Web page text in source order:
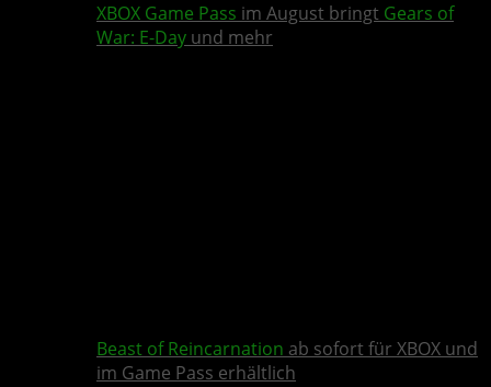
XBOX Game Pass im August bringt Gears of
War: E-Day und mehr
Beast of Reincarnation ab sofort für XBOX und
im Game Pass erhältlich